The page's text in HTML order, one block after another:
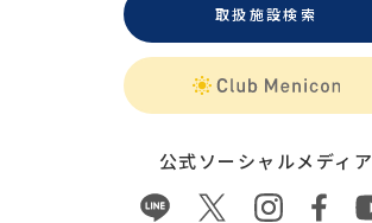
取扱施設検索
公式ソーシャルメディア